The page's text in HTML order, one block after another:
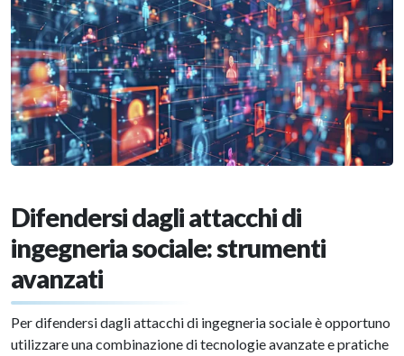
Difendersi dagli attacchi di
ingegneria sociale: strumenti
avanzati
Per difendersi dagli attacchi di ingegneria sociale è opportuno
utilizzare una combinazione di tecnologie avanzate e pratiche